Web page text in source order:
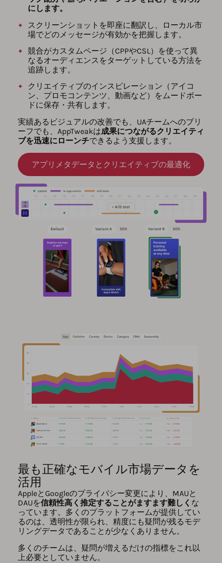
にします。
スクリーンショットを即座に翻訳し、ローカル市
場でどのメッセージが有効かを把握します。
競合がカスタムページ（CPPやCSL）を使って異
なるオーディエンスをターゲットしている方法を
追跡します。
クリエイティブのインスピレーション（アイコ
ン、プロモコンテンツ、動画など）をムードボー
ドに保存・共有します。
実績あるビジュアルの改善でも、UAチームへのブリ
ーフでも、AppTweakは成果につながるクリエイティ
ブを迅速にローンチできるよう支援します。
アプリメタデータとクリエイティブの最適化
最も正確なモバイル市場データを
活用
AppleとGoogleのプライバシー変更により、MAUと
DAUを信頼性高く推定することがますます難しく な
っています。多くのプラットフォームが提供してい
るのは、透明性が限られ、精度にも疑問が残るモデ
リングデータであることが少なくありません。
多くのチームは、疑問が増えるだけの指標をこれ以
上必要としていません。